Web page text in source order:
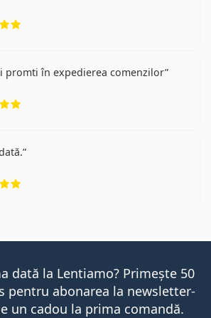
promti în expedierea comenzilor
dată la Lentiamo? Primește 50
pentru abonarea la newsletter-
un cadou la prima comandă.